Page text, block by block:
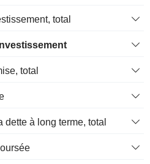
total
total
dette à long terme, total